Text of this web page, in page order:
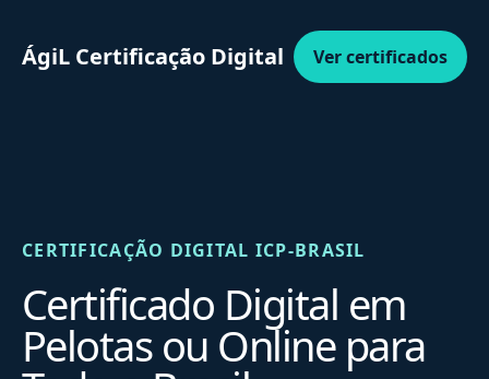
ÁgiL Certificação Digital Ver certificados
CERTIFICAÇÃO DIGITAL ICP-BRASIL
Certificado Digital em
Pelotas ou Online para